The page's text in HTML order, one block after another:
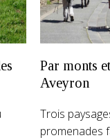
Par monts
Aveyron
Trois
promenades